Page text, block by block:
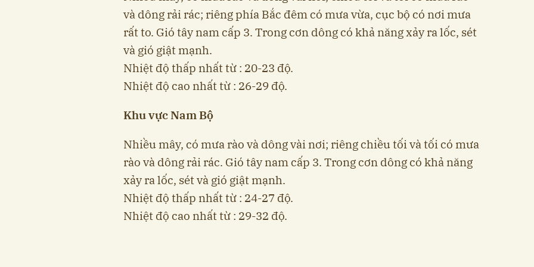
và dông rải rác; riêng phía Bắc đêm có mưa vừa, cục bộ có nơi mưa
rất to. Gió tây nam cấp 3. Trong cơn dông có khả năng xảy ra lốc, sét
và gió giật mạnh.
Nhiệt độ thấp nhất từ : 20-23 độ.
Nhiệt độ cao nhất từ : 26-29 độ.
Khu vực Nam Bộ
Nhiều mây, có mưa rào và dông vài nơi; riêng chiều tối và tối có mưa
rào và dông rải rác. Gió tây nam cấp 3. Trong cơn dông có khả năng
xảy ra lốc, sét và gió giật mạnh.
Nhiệt độ thấp nhất từ : 24-27 độ.
Nhiệt độ cao nhất từ : 29-32 độ.